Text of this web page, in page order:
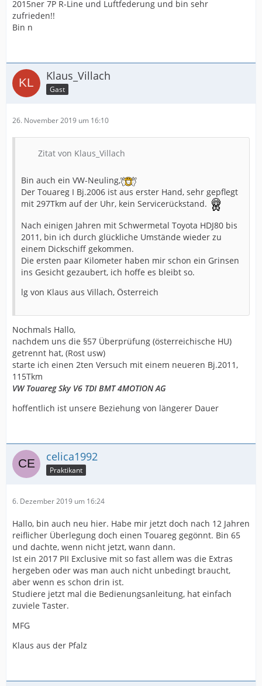
2015ner 7P R-Line und Luftfederung und bin sehr
zufrieden!!
Bin n
Klaus_Villach
Gast
26. November 2019 um 16:10
Zitat von Klaus_Villach
Bin auch ein VW-Neuling,
Der Touareg I Bj.2006 ist aus erster Hand, sehr gepflegt
mit 297Tkm auf der Uhr, kein Servicerückstand.
Nach einigen Jahren mit Schwermetal Toyota HDJ80 bis
2011, bin ich durch glückliche Umstände wieder zu
einem Dickschiff gekommen.
Die ersten paar Kilometer haben mir schon ein Grinsen
ins Gesicht gezaubert, ich hoffe es bleibt so.
lg von Klaus aus Villach, Österreich
Nochmals Hallo,
nachdem uns die §57 Überprüfung (österreichische HU)
getrennt hat, (Rost usw)
starte ich einen 2ten Versuch mit einem neueren Bj.2011,
115Tkm
VW Touareg Sky V6 TDI BMT 4MOTION AG
hoffentlich ist unsere Beziehung von längerer Dauer
celica1992
Praktikant
6. Dezember 2019 um 16:24
Hallo, bin auch neu hier. Habe mir jetzt doch nach 12 Jahren
reiflicher Überlegung doch einen Touareg gegönnt. Bin 65
und dachte, wenn nicht jetzt, wann dann.
Ist ein 2017 PII Exclusive mit so fast allem was die Extras
hergeben oder was man auch nicht unbedingt braucht,
aber wenn es schon drin ist.
Studiere jetzt mal die Bedienungsanleitung, hat einfach
zuviele Taster.
MFG
Klaus aus der Pfalz